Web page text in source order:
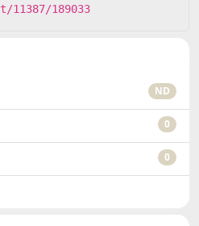
189033
ND
0
0